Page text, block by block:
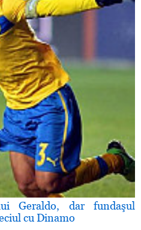
Geraldo, dar fundaşul
cu Dinamo